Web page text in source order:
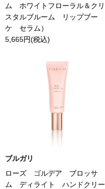
ム ホワイトフローラル＆クリ
スタルブルーム リップブー
ケ セラム）
5,665円(税込)
ブルガリ
ローズ ゴルデア ブロッサ
ム ディライト ハンドクリー